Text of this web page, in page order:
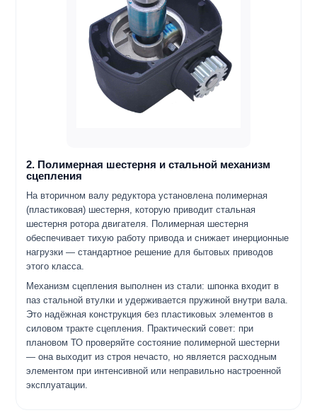
2. Полимерная шестерня и стальной механизм
сцепления
На вторичном валу редуктора установлена полимерная
(пластиковая) шестерня, которую приводит стальная
шестерня ротора двигателя. Полимерная шестерня
обеспечивает тихую работу привода и снижает инерционные
нагрузки — стандартное решение для бытовых приводов
этого класса.
Механизм сцепления выполнен из стали: шпонка входит в
паз стальной втулки и удерживается пружиной внутри вала.
Это надёжная конструкция без пластиковых элементов в
силовом тракте сцепления. Практический совет: при
плановом ТО проверяйте состояние полимерной шестерни
— она выходит из строя нечасто, но является расходным
элементом при интенсивной или неправильно настроенной
эксплуатации.